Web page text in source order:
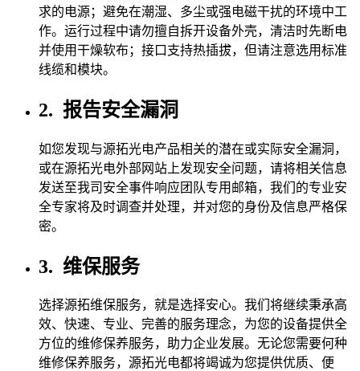
求的电源；避免在潮湿、多尘或强电磁干扰的环境中工
作。运行过程中请勿擅自拆开设备外壳，清洁时先断电
并使用干燥软布；接口支持热插拔，但请注意选用标准
线缆和模块。
2. 报告安全漏洞
如您发现与源拓光电产品相关的潜在或实际安全漏洞，
或在源拓光电外部网站上发现安全问题，请将相关信息
发送至我司安全事件响应团队专用邮箱，我们的专业安
全专家将及时调查并处理，并对您的身份及信息严格保
密。
3. 维保服务
选择源拓维保服务，就是选择安心。我们将继续秉承高
效、快速、专业、完善的服务理念，为您的设备提供全
方位的维修保养服务，助力企业发展。无论您需要何种
维修保养服务，源拓光电都将竭诚为您提供优质、便